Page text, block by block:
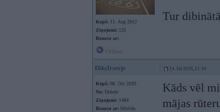
Kopš: 11. Aug 2012
Ziņojumi: 135
Braucu ar:
Tur
DiksIrseejs 14. Jul 2026, 11:34
Kopš: 08. Oct 2020
No: Dobele
Ziņojumi: 1484
Braucu ar: Hibrīdu
Kāds vēl
mājas